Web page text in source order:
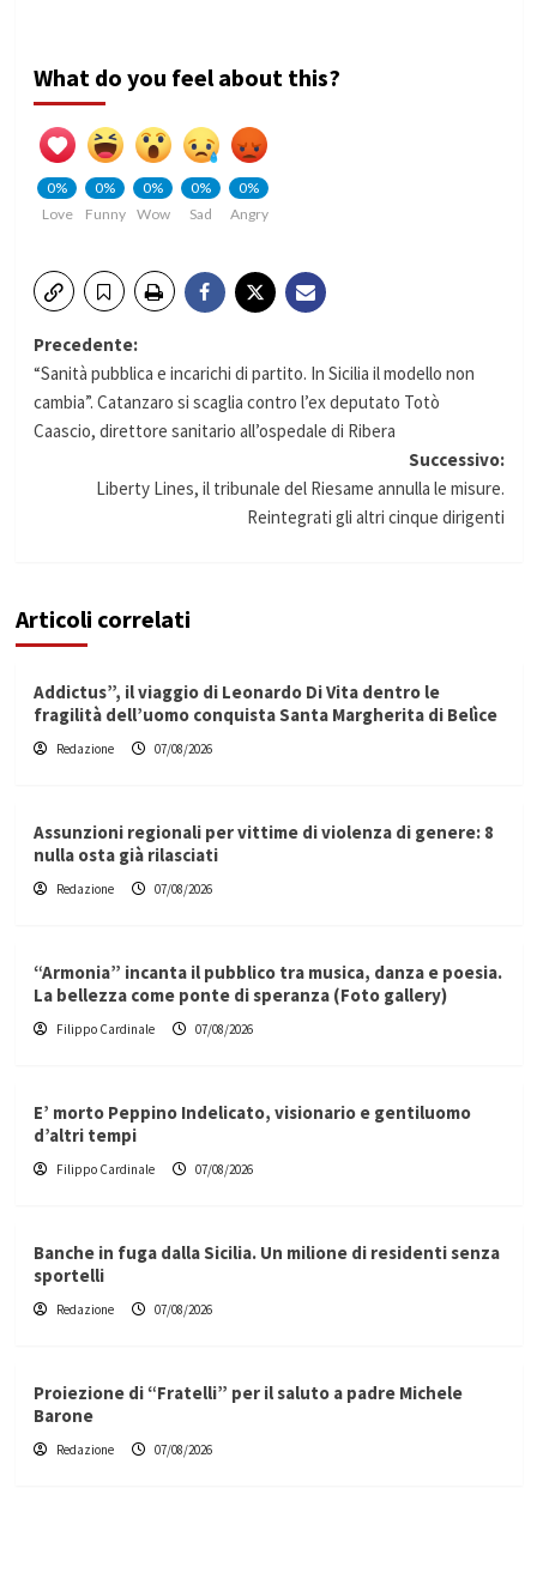
What do you feel about this?
0%
Love
0%
Funny
0%
Wow
0%
Sad
0%
Angry
Navigazione
articolo
Precedente:
“Sanità pubblica e incarichi di partito. In Sicilia il modello non
cambia”. Catanzaro si scaglia contro l’ex deputato Totò
Caascio, direttore sanitario all’ospedale di Ribera
Successivo:
Liberty Lines, il tribunale del Riesame annulla le misure.
Reintegrati gli altri cinque dirigenti
Articoli correlati
Addictus”, il viaggio di Leonardo Di Vita dentro le
fragilità dell’uomo conquista Santa Margherita di Belìce
Redazione 07/08/2026
Assunzioni regionali per vittime di violenza di genere: 8
nulla osta già rilasciati
Redazione 07/08/2026
“Armonia” incanta il pubblico tra musica, danza e poesia.
La bellezza come ponte di speranza (Foto gallery)
Filippo Cardinale 07/08/2026
E’ morto Peppino Indelicato, visionario e gentiluomo
d’altri tempi
Filippo Cardinale 07/08/2026
Banche in fuga dalla Sicilia. Un milione di residenti senza
sportelli
Redazione 07/08/2026
Proiezione di “Fratelli” per il saluto a padre Michele
Barone
Redazione 07/08/2026